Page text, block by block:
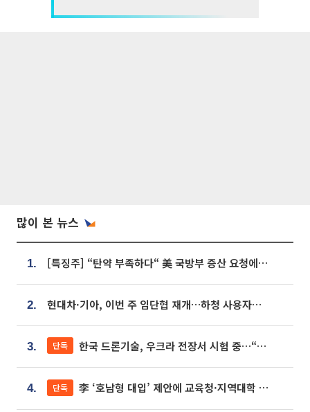
많이 본 뉴스
1. [특징주] “탄약 부족하다“ 美 국방부 증산 요청에⋯국내 방산주 급등세
2. 현대차·기아, 이번 주 임단협 재개…하청 사용자성 재심도 ‘변수’
3. 단독 한국 드론기술, 우크라 전장서 시험 중…“스타트업 여러 곳 참여”
4. 단독 李 ‘호남형 대입’ 제안에 교육청·지역대학 서·논술형 입시 연계 '착수'